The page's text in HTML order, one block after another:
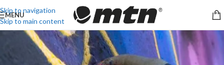
Skip to navigation
Skip to main content
MENU